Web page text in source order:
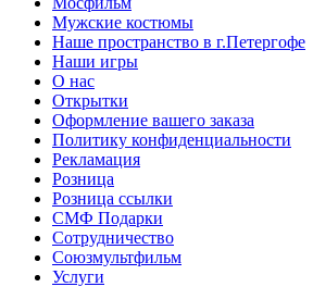
Мужские костюмы
Наше пространство в г.Петергофе
Наши игры
О нас
Открытки
Оформление вашего заказа
Политику конфиденциальности
Рекламация
Розница
Розница ссылки
СМФ Подарки
Сотрудничество
Союзмультфильм
Услуги